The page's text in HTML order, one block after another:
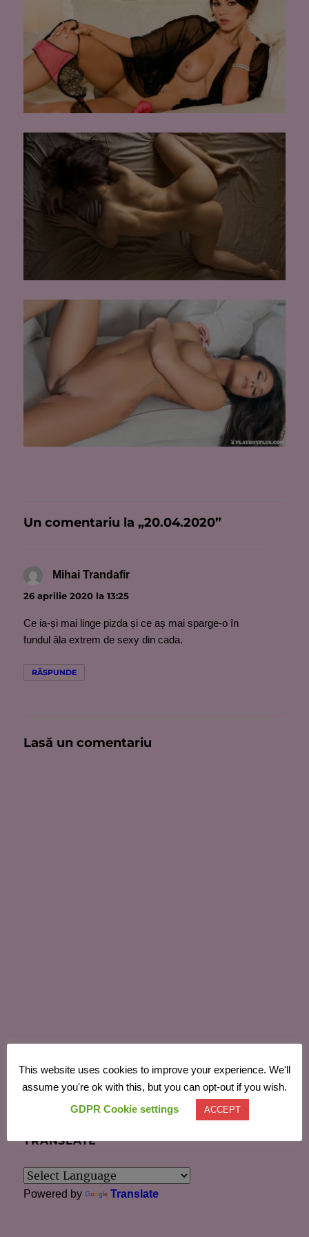
Un comentariu la „20.04.2020”
Mihai Trandafir
26 aprilie 2020 la 13:25
Ce ia-și mai linge pizda și ce aș mai sparge-o în
fundul ăla extrem de sexy din cada.
RĂSPUNDE
Lasă un comentariu
Acest site folosește Akismet pentru a reduce spamul.
Află cum sunt procesate datele comentariilor tale.
TRANSLATE
Powered by Translate
This website uses cookies to improve your experience. We'll
assume you're ok with this, but you can opt-out if you wish.
GDPR Cookie settings
ACCEPT